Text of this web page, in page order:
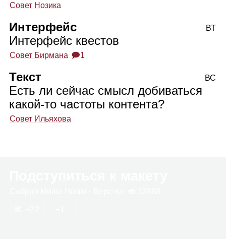
Совет Нозика
Интерфейс
Интерфейс квестов
Совет Бирмана 🗩1
ВТ
Текст
Есть ли сейчас смысл добиваться
какой‑то частоты контента?
Совет Ильяхова
ВС